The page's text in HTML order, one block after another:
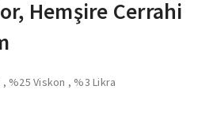
Hemşire Cerrahi
%25 Viskon , %3 Likra